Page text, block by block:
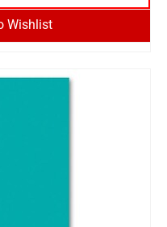
Wishlist